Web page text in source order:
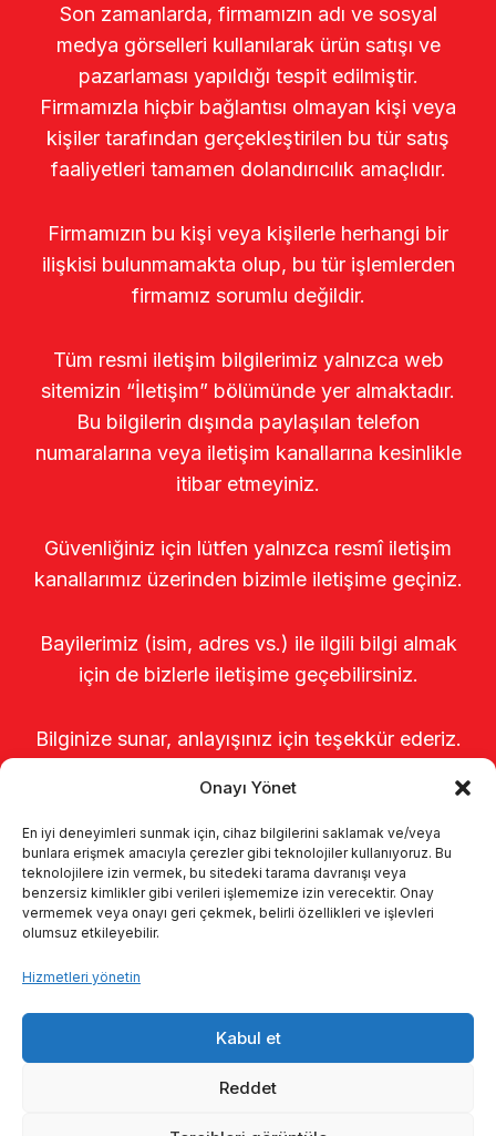
Onayı Yönet
En iyi deneyimleri sunmak için, cihaz bilgilerini saklamak ve/veya
bunlara erişmek amacıyla çerezler gibi teknolojiler kullanıyoruz. Bu
teknolojilere izin vermek, bu sitedeki tarama davranışı veya
benzersiz kimlikler gibi verileri işlememize izin verecektir. Onay
vermemek veya onayı geri çekmek, belirli özellikleri ve işlevleri
olumsuz etkileyebilir.
Hizmetleri yönetin
Kabul et
Reddet
Son zamanlarda, firmamızın adı ve sosyal
medya görselleri kullanılarak ürün satışı ve
pazarlaması yapıldığı tespit edilmiştir.
Firmamızla hiçbir bağlantısı olmayan kişi veya
kişiler tarafından gerçekleştirilen bu tür satış
faaliyetleri tamamen dolandırıcılık amaçlıdır.
Firmamızın bu kişi veya kişilerle herhangi bir
ilişkisi bulunmamakta olup, bu tür işlemlerden
firmamız sorumlu değildir.
Tüm resmi iletişim bilgilerimiz yalnızca web
sitemizin “İletişim” bölümünde yer almaktadır.
Bu bilgilerin dışında paylaşılan telefon
numaralarına veya iletişim kanallarına kesinlikle
itibar etmeyiniz.
Güvenliğiniz için lütfen yalnızca resmî iletişim
kanallarımız üzerinden bizimle iletişime geçiniz.
Bayilerimiz (isim, adres vs.) ile ilgili bilgi almak
için de bizlerle iletişime geçebilirsiniz.
Bilginize sunar, anlayışınız için teşekkür ederiz.
Kalite politikamız